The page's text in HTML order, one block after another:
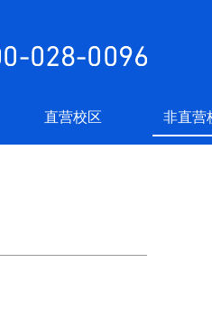
直营校区 非直营